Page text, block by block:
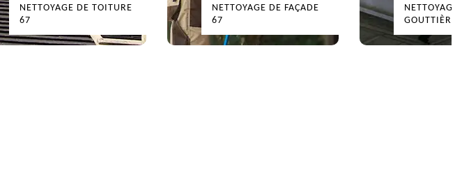
NETTOYAGE DE TOITURE
67
NETTOYAGE DE FAÇADE
NETTOYAGE DE
GOUTTIÈRES 67